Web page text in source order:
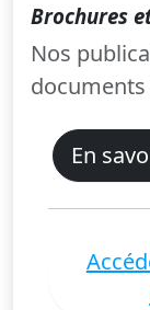
Brochures
Nos
En